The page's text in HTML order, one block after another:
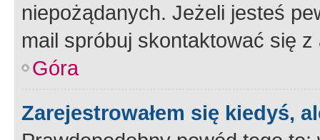
niepożądanych. Jeżeli jesteś
mail spróbuj skontaktować się
Góra
Zarejestrowałem się kiedyś,